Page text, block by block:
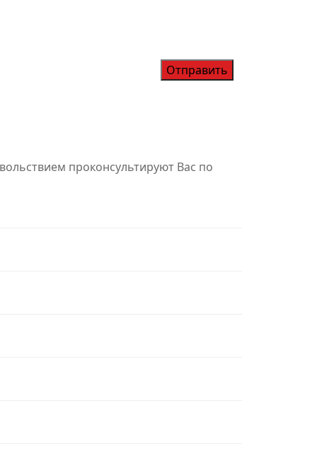
проконсультируют Вас по